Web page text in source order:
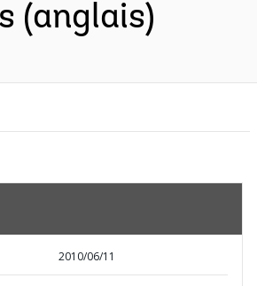
(anglais)
2010/06/11